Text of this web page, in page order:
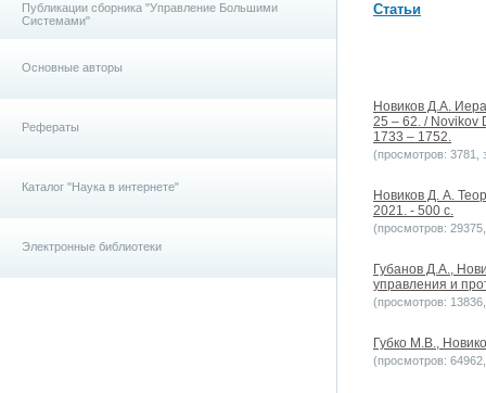
Публикации сборника "Управление Большими
Системами"
Основные авторы
Рефераты
Каталог "Наука в интернете"
Электронные библиотеки
Статьи
Новиков Д.А.
25 – 62. / Novikov
1733 – 1752.
(просмотров: 3781,
Новиков Д. А.
2021. - 500 с.
(просмотров:
Губанов Д.А.,
управления и
(просмотров:
Губко М.В.,
(просмотров: